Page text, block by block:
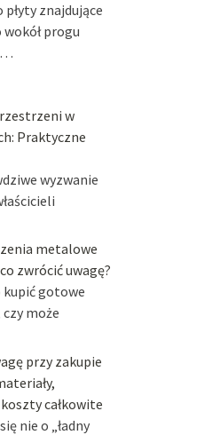
znajdujące
progu
…
w
Praktyczne
wyzwanie
metalowe
zwrócić uwagę?
kupić gotowe
może
przy zakupie
całkowite
nie o „ładny